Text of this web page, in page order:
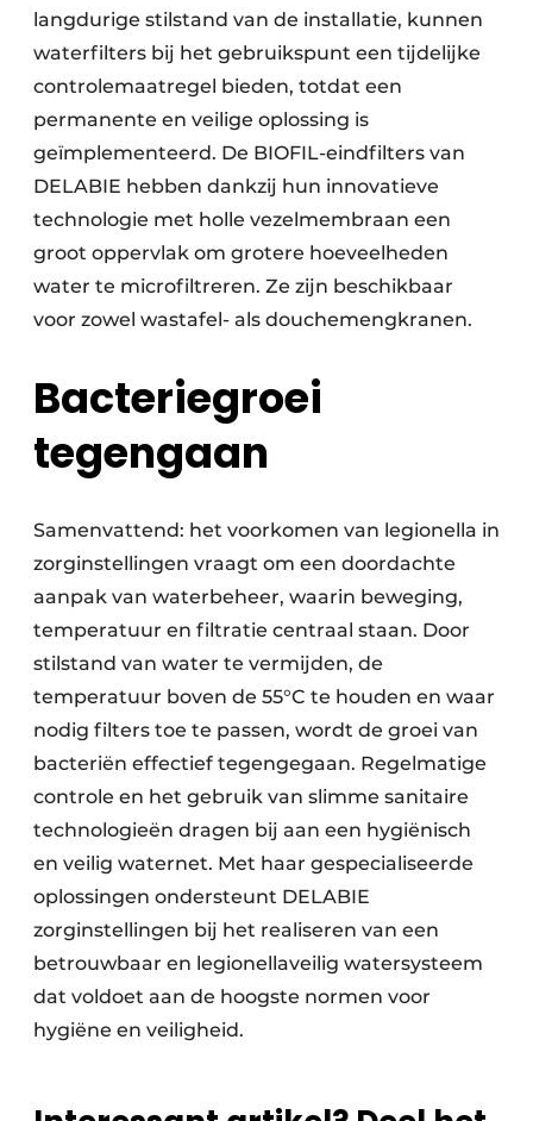
langdurige stilstand van de installatie, kunnen
waterfilters bij het gebruikspunt een tijdelijke
controlemaatregel bieden, totdat een
permanente en veilige oplossing is
geïmplementeerd. De BIOFIL-eindfilters van
DELABIE hebben dankzij hun innovatieve
technologie met holle vezelmembraan een
groot oppervlak om grotere hoeveelheden
water te microfiltreren. Ze zijn beschikbaar
voor zowel wastafel- als douchemengkranen.
Bacteriegroei
tegengaan
Samenvattend: het voorkomen van legionella in
zorginstellingen vraagt om een doordachte
aanpak van waterbeheer, waarin beweging,
temperatuur en filtratie centraal staan. Door
stilstand van water te vermijden, de
temperatuur boven de 55°C te houden en waar
nodig filters toe te passen, wordt de groei van
bacteriën effectief tegengegaan. Regelmatige
controle en het gebruik van slimme sanitaire
technologieën dragen bij aan een hygiënisch
en veilig waternet. Met haar gespecialiseerde
oplossingen ondersteunt DELABIE
zorginstellingen bij het realiseren van een
betrouwbaar en legionellaveilig watersysteem
dat voldoet aan de hoogste normen voor
hygiëne en veiligheid.